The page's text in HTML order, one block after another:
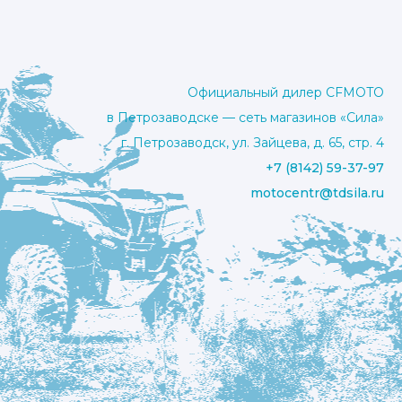
Официальный дилер CFMOTO
в Петрозаводске — сеть магазинов «Сила»
г. Петрозаводск, ул. Зайцева, д. 65, стр. 4
+7 (8142) 59-37-97
motocentr@tdsila.ru